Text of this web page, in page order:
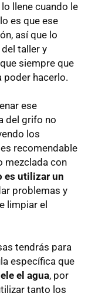
llene cuando le
es que ese
así que lo
taller y
siempre que
poder hacerlo.
ese
del grifo no
los
recomendable
mezclada con
es utilizar un
problemas y
limpiar el
tendrás para
específica que
el agua, por
tanto los